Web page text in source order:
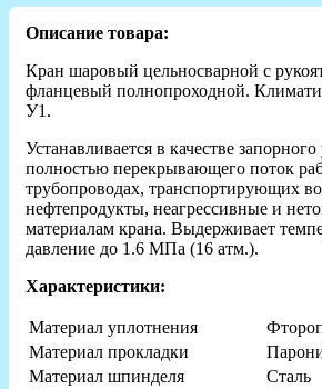
Описание товара:
Кран шаровый цельносварной с
фланцевый полнопроходной.
У1.
Устанавливается в качестве запорного
полностью перекрывающего поток
трубопроводах, транспортирующих
нефтепродукты, неагрессивные и
материалам крана. Выдерживает
давление до 1.6 МПа (16 атм.).
Характеристики:
Материал уплотнения
Материал прокладки
Материал шпинделя
Сталь